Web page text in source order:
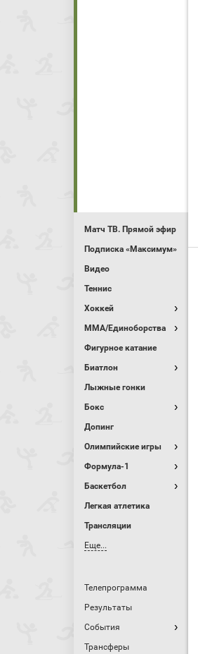
Матч ТВ. Прямой эфир
Подписка «Максимум»
Видео
Теннис
Хоккей
MMA/Единоборства
Фигурное катание
Биатлон
Лыжные гонки
Бокс
Допинг
Олимпийские игры
Формула-1
Баскетбол
Легкая атлетика
Трансляции
Еще...
Телепрограмма
Результаты
События
Трансферы